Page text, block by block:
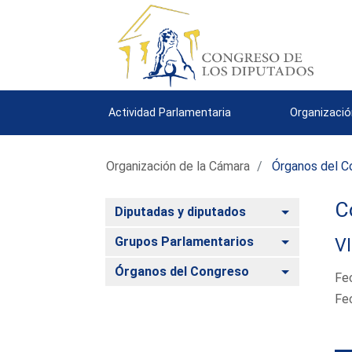
Actividad Parlamentaria
Organización de la Cámara Órganos del
Diputadas y diputados Alternar
Grupos Parlamentarios Alternar
Órganos del Congreso Alternar